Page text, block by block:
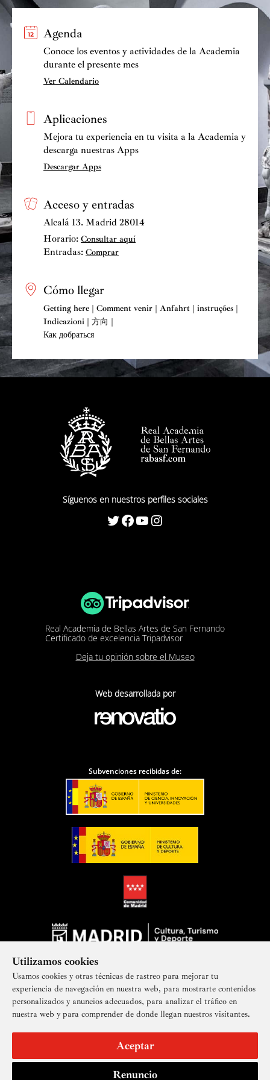
Utilizamos cookies
Usamos cookies y otras técnicas de rastreo para mejorar tu
experiencia de navegación en nuestra web, para mostrarte contenidos
personalizados y anuncios adecuados, para analizar el tráfico en
nuestra web y para comprender de donde llegan nuestros visitantes.
Aceptar
Renuncio
Agenda
Conoce los eventos y actividades de la Academia
durante el presente mes
Ver Calendario
Aplicaciones
Mejora tu experiencia en tu visita a la Academia y
descarga nuestras Apps
Descargar Apps
Acceso y entradas
Alcalá 13. Madrid 28014
Horario: Consultar aquí
Entradas: Comprar
Cómo llegar
Getting here | Comment venir | Anfahrt | instruções |
Indicazioni | 方向 |
Как добраться
Síguenos en nuestros perfiles sociales
Twitter Facebook YouTube Instagram
Real Academia de Bellas Artes de San Fernando
Certificado de excelencia Tripadvisor
Deja tu opinión sobre el Museo
Web desarrollada por
Subvenciones recibidas de:
Suscríbete a nuestra newsletter
AccesibilidadDerechos de imagen